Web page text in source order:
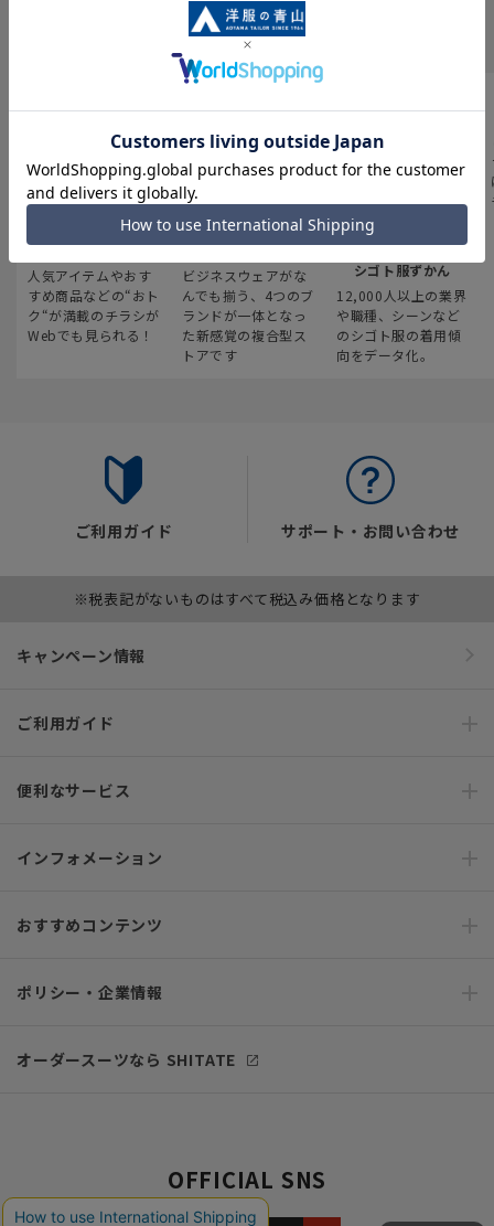
INFORMATION
最新のお買い得情報
人気アイテムやおす
すめ商品などの“おト
ク“が満載のチラシが
Webでも見られる！
スーツスクエア
ビジネスウェアがな
んでも揃う、4つのブ
ランドが一体となっ
た新感覚の複合型ス
トアです
みんなの
シゴト服ずかん
12,000人以上の業界
や職種、シーンなど
のシゴト服の着用傾
向をデータ化。
ご利用ガイド サポート・お問い合わせ
※税表記がないものはすべて税込み価格となります
キャンペーン情報
ご利用ガイド
便利なサービス
インフォメーション
おすすめコンテンツ
ポリシー・企業情報
オーダースーツなら SHITATE
OFFICIAL SNS